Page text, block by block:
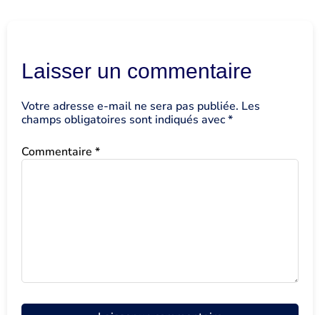
Laisser un commentaire
Votre adresse e-mail ne sera pas publiée. Les
champs obligatoires sont indiqués avec*
Commentaire *